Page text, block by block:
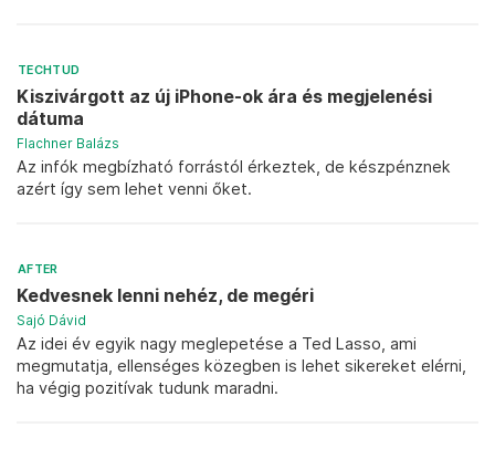
TECHTUD
Kiszivárgott az új iPhone-ok ára és megjelenési
dátuma
Flachner Balázs
Az infók megbízható forrástól érkeztek, de készpénznek
azért így sem lehet venni őket.
AFTER
Kedvesnek lenni nehéz, de megéri
Sajó Dávid
Az idei év egyik nagy meglepetése a Ted Lasso, ami
megmutatja, ellenséges közegben is lehet sikereket elérni,
ha végig pozitívak tudunk maradni.